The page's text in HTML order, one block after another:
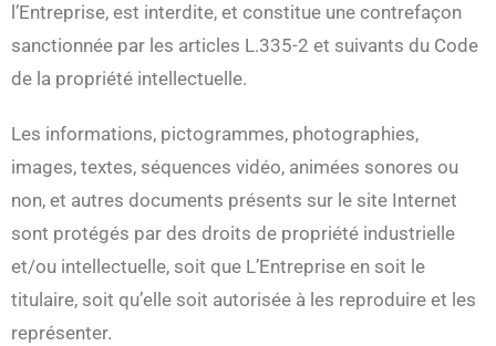
l’Entreprise, est interdite, et constitue une contrefaçon
sanctionnée par les articles L.335-2 et suivants du Code
de la propriété intellectuelle.
Les informations, pictogrammes, photographies,
images, textes, séquences vidéo, animées sonores ou
non, et autres documents présents sur le site Internet
sont protégés par des droits de propriété industrielle
et/ou intellectuelle, soit que L’Entreprise en soit le
titulaire, soit qu’elle soit autorisée à les reproduire et les
représenter.